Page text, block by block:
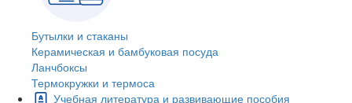
Бутылки и стаканы
Керамическая и бамбуковая посуда
Ланчбоксы
Термокружки и термоса
Учебная литература и развивающие пособия